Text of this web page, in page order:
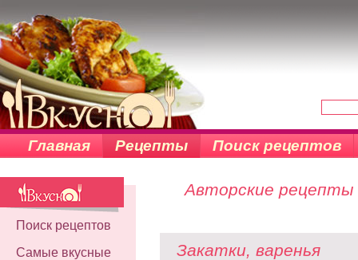
Главная Рецепты Поиск рецептов
Поиск рецептов
Самые вкусные
Авторские рецепты
Закатки, варенья